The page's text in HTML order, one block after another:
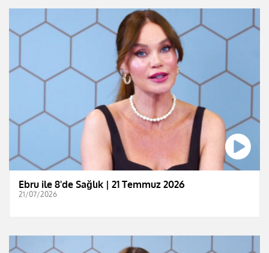
Ebru ile 8'de Sağlık | 21 Temmuz 2026
21/07/2026